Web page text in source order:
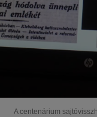
A centenárium